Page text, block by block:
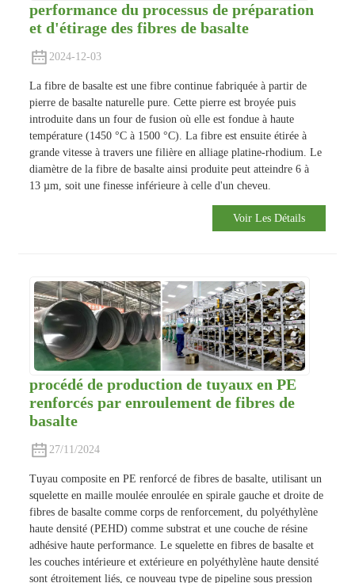
performance du processus de préparation
et d'étirage des fibres de basalte
2024-12-03
La fibre de basalte est une fibre continue fabriquée à partir de
pierre de basalte naturelle pure. Cette pierre est broyée puis
introduite dans un four de fusion où elle est fondue à haute
température (1450 °C à 1500 °C). La fibre est ensuite étirée à
grande vitesse à travers une filière en alliage platine-rhodium. Le
diamètre de la fibre de basalte ainsi produite peut atteindre 6 à
13 µm, soit une finesse inférieure à celle d'un cheveu.
Voir Les Détails
procédé de production de tuyaux en PE
renforcés par enroulement de fibres de
basalte
27/11/2024
Tuyau composite en PE renforcé de fibres de basalte, utilisant un
squelette en maille moulée enroulée en spirale gauche et droite de
fibres de basalte comme corps de renforcement, du polyéthylène
haute densité (PEHD) comme substrat et une couche de résine
adhésive haute performance. Le squelette en fibres de basalte et
les couches intérieure et extérieure en polyéthylène haute densité
sont étroitement liés, ce nouveau type de pipeline sous pression